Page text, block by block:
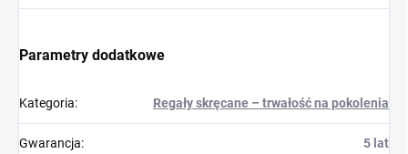
Parametry dodatkowe
Kategoria: Regały skręcane – trwałość na pokolenia
Gwarancja: 5 lat